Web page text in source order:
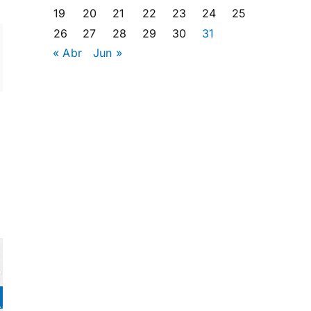
19
20 21 22 23 24
25
26
27 28 29 30
31
« Abr
Jun »